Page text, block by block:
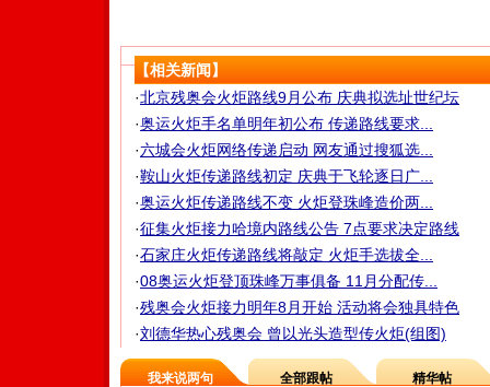
【相关新闻】
·北京残奥会火炬路线9月公布 庆典拟选址世纪坛
·奥运火炬手名单明年初公布 传递路线要求...
·六城会火炬网络传递启动 网友通过搜狐选...
·鞍山火炬传递路线初定 庆典于飞轮逐日广...
·奥运火炬传递路线不变 火炬登珠峰造价两...
·征集火炬接力哈境内路线公告 7点要求决定路线
·石家庄火炬传递路线将敲定 火炬手选拔全...
·08奥运火炬登顶珠峰万事俱备 11月分配传...
·残奥会火炬接力明年8月开始 活动将会独具特色
·刘德华热心残奥会 曾以光头造型传火炬(组图)
我来说两句 全部跟帖 精华帖